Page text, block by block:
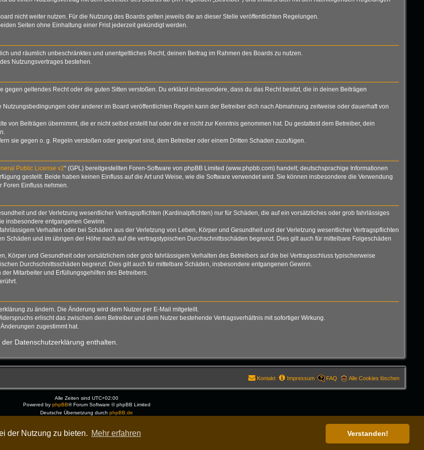
der Nutzung zu bieten. Mehr erfahren Verstanden!
nicht weiter nutzen. Für die Nutzung des Boards gelten jeweils die an dieser Stelle veröffentlichten Regelungen.
Seiten ohne Einhaltung einer Frist jederzeit gekündigt werden.
und räumlich unbeschränktes und unentgeltliches Recht, deinen Beitrag im Rahmen des Boards zu nutzen.
Nutzungsvertrages bestehen.
geltendes Recht oder die guten Sitten verstoßen. Du erklärst insbesondere, dass du das Recht besitzt, die in deinen Beiträgen
oder anderer im Board veröffentlichten Regeln kann der Betreiber dich nach Abmahnung zeitweise oder dauerhaft von
von Beiträgen übernimmt, die er nicht selbst erstellt hat oder die er nicht zur Kenntnis genommen hat. Du gestattest dem Betreiber, dein
sie gegen o. g. Regeln verstoßen oder geeignet sind, dem Betreiber oder einem Dritten Schaden zuzufügen.
Public License v2“ (GPL) bereitgestellten Foren-Software von phpBB Limited (www.phpbb.com) handelt; deutschsprachige Informationen
gestellt. Beide haben keinen Einfluss auf die Art und Weise, wie die Software verwendet wird. Sie können insbesondere die Verwendung
Foren Einfluss nehmen.
und der Verletzung wesentlicher Vertragspflichten (Kardinalpflichten) nur für Schäden, die auf ein vorsätzliches oder grob fahrlässiges
insbesondere entgangenen Gewinn.
Verhalten oder bei Schäden aus der Verletzung von Leben, Körper und Gesundheit und der Verletzung wesentlicher Vertragspflichten
Schäden und im übrigen der Höhe nach auf die vertragstypischen Durchschnittsschäden begrenzt. Dies gilt auch für mittelbare Folgeschäden
Körper und Gesundheit oder vorsätzlichem oder grob fahrlässigem Verhalten des Betreibers auf die bei Vertragsschluss typischerweise
Durchschnittsschäden begrenzt. Dies gilt auch für mittelbare Schäden, insbesondere entgangenen Gewinn.
Mitarbeiter und Erfüllungsgehilfen des Betreibers.
zu ändern. Die Änderung wird dem Nutzer per E-Mail mitgeteilt.
erlischt das zwischen dem Betreiber und dem Nutzer bestehende Vertragsverhältnis mit sofortiger Wirkung.
zugestimmt hat.
Datenschutzerklärung enthalten.
Alle Cookies löschen
FAQ
Impressum
Kontakt
Alle Zeiten sindUTC+02:00
Powered by phpBB® Forum Software © phpBB Limited
Deutsche Übersetzung durchphpBB.de